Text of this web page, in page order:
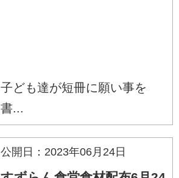
子ども達が短冊に願い事を
書...
公開日：2023年06月24日